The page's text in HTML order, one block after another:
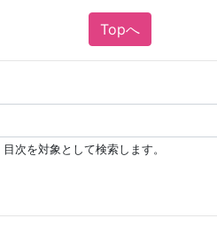
Topへ
次を対象として検索します。